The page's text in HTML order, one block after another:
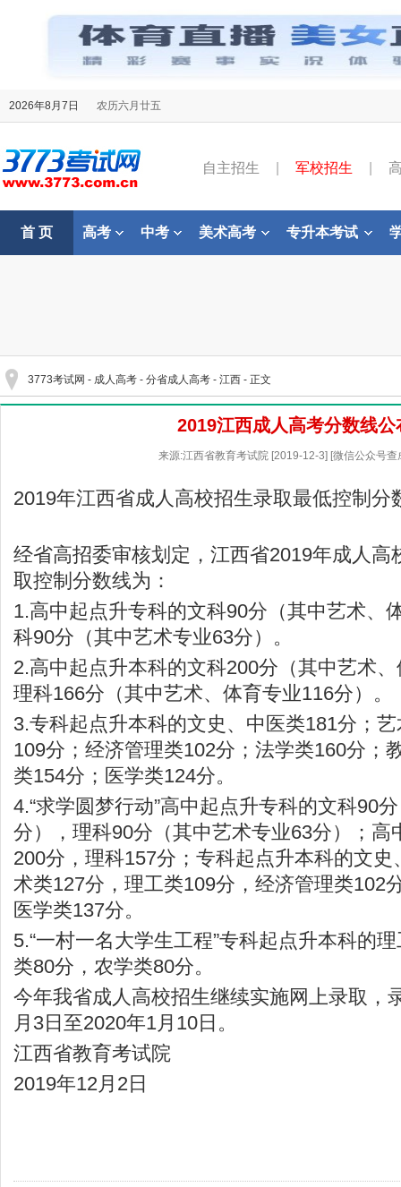
2026年8月7日 农历六月廿五
自主招生 军校招生
首 页 高考 中考 美术高考 专升本考试
3773考试网 - 成人高考 - 分省成人高考 - 江西 - 正文
2019江西成人高考分数线公
来源:江西省教育考试院 [2019-12-3] [微信公众号查
2019年江西省成人高校招生录取最低控制分
经省高招委审核划定，江西省2019年成人高
取控制分数线为：
1.高中起点升专科的文科90分（其中艺术、
科90分（其中艺术专业63分）。
2.高中起点升本科的文科200分（其中艺术
理科166分（其中艺术、体育专业116分）。
3.专科起点升本科的文史、中医类181分；
109分；经济管理类102分；法学类160分；
类154分；医学类124分。
4.“求学圆梦行动”高中起点升专科的文科90
分），理科90分（其中艺术专业63分）；高
200分，理科157分；专科起点升本科的文
术类127分，理工类109分，经济管理类102
医学类137分。
5.“一村一名大学生工程”专科起点升本科的
类80分，农学类80分。
今年我省成人高校招生继续实施网上录取，
月3日至2020年1月10日。
江西省教育考试院
2019年12月2日